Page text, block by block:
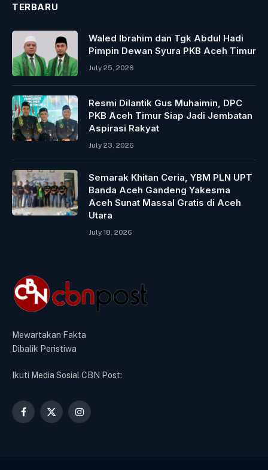
TERBARU
Waled Ibrahim dan Tgk Abdul Hadi
Pimpin Dewan Syura PKB Aceh Timur
July 25, 2026
Resmi Dilantik Gus Muhaimin, DPC
PKB Aceh Timur Siap Jadi Jembatan
Aspirasi Rakyat
July 23, 2026
Semarak Khitan Ceria, YBM PLN UPT
Banda Aceh Gandeng Yakesma
Aceh Sunat Massal Gratis di Aceh
Utara
July 18, 2026
Mewartakan Fakta
Dibalik Peristiwa
Ikuti Media Sosial CBN Post:
Facebook
X
Instagram